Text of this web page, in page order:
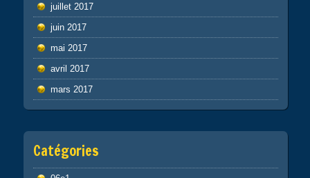
juillet 2017
juin 2017
mai 2017
avril 2017
mars 2017
Catégories